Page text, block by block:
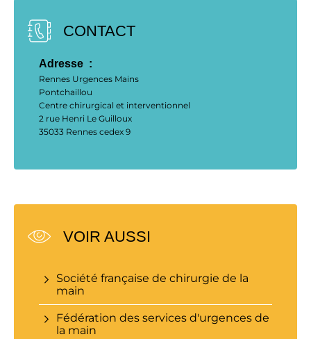
CONTACT
Adresse  :
Rennes Urgences Mains
Pontchaillou
Centre chirurgical et interventionnel
2 rue Henri Le Guilloux
35033 Rennes cedex 9
VOIR AUSSI
Société française de chirurgie de la
main
Fédération des services d'urgences de
la main